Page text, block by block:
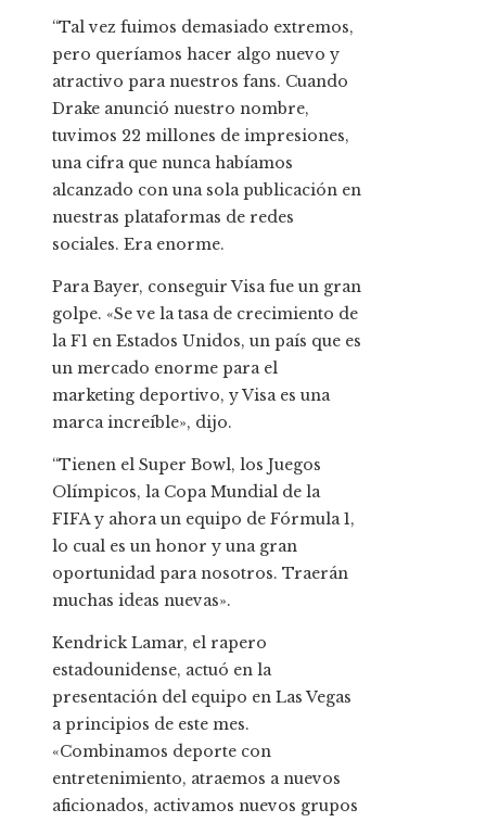
“Tal vez fuimos demasiado extremos,
pero queríamos hacer algo nuevo y
atractivo para nuestros fans. Cuando
Drake anunció nuestro nombre,
tuvimos 22 millones de impresiones,
una cifra que nunca habíamos
alcanzado con una sola publicación en
nuestras plataformas de redes
sociales. Era enorme.
Para Bayer, conseguir Visa fue un gran
golpe. «Se ve la tasa de crecimiento de
la F1 en Estados Unidos, un país que es
un mercado enorme para el
marketing deportivo, y Visa es una
marca increíble», dijo.
“Tienen el Super Bowl, los Juegos
Olímpicos, la Copa Mundial de la
FIFA y ahora un equipo de Fórmula 1,
lo cual es un honor y una gran
oportunidad para nosotros. Traerán
muchas ideas nuevas».
Kendrick Lamar, el rapero
estadounidense, actuó en la
presentación del equipo en Las Vegas
a principios de este mes.
«Combinamos deporte con
entretenimiento, atraemos a nuevos
aficionados, activamos nuevos grupos